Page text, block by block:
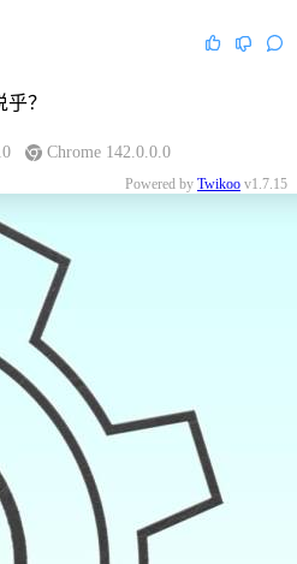
？
Chrome 142.0.0.0
Powered by Twikoo v1.7.15